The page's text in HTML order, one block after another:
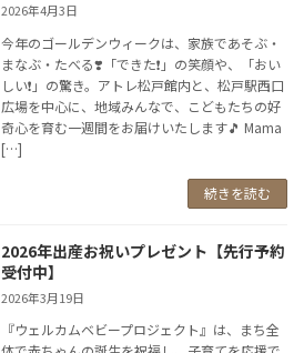
2026年4月3日
今年のゴールデンウィークは、家族であそぶ・
まなぶ・たべる❣️「できた❗」の笑顔や、「おい
しい❗」の驚き。アトレ松戸館内と、松戸駅西口
広場を中心に、地域みんなで、こどもたちの好
奇心を育む一週間をお届けいたします🎵 Mama
[…]
続きを読む
2026年出産お祝いプレゼント【先行予約
受付中】
2026年3月19日
『ウェルカムベビープロジェクト』は、まち全